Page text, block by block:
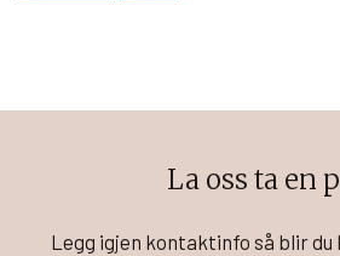
La oss ta en
Legg igjen kontaktinfo så blir